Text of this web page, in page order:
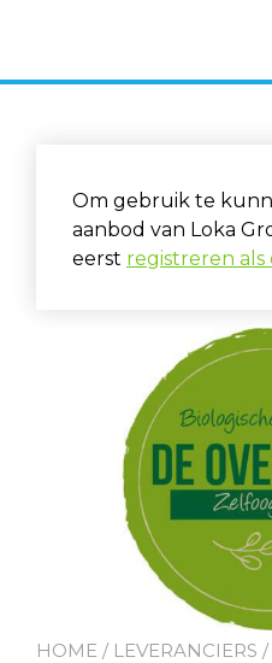
Om gebruik te
aanbod van Loka
eerst registreren
HOME / LEVERANCIERS /